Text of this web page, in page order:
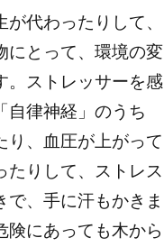
代わったりして、
にとって、環境の変
。ストレッサーを感
自律神経」のうち
り、血圧が上がって
たりして、ストレス
、手に汗もかきま
にあっても木から